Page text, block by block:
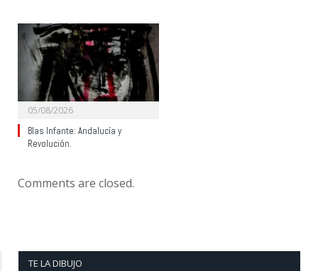
05/08/2026
Blas Infante: Andalucía y
Revolución.
Comments are closed.
TE LA DIBUJO